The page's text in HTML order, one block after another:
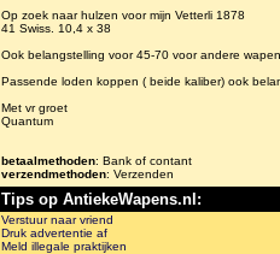
Op zoek naar hulzen voor mijn Vetterli 1878
41 Swiss. 10,4 x 38
Ook belangstelling voor 45-70 voor andere
Passende loden koppen ( beide kaliber) ook
Met vr groet
Quantum
betaalmethoden: Bank of contant
verzendmethoden: Verzenden
Tips op AntiekeWapens.nl:
Verstuur naar vriend
Druk advertentie af
Meld illegale praktijken